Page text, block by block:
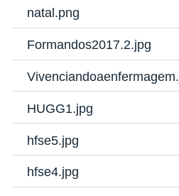
natal.png
Formandos2017.2.jpg
HUGG1.jpg
hfse5.jpg
hfse4.jpg